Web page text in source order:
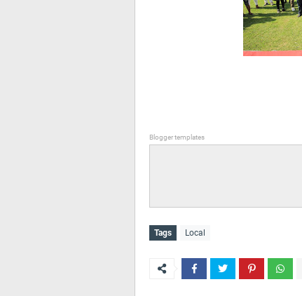
Blogger templates
Tags Local